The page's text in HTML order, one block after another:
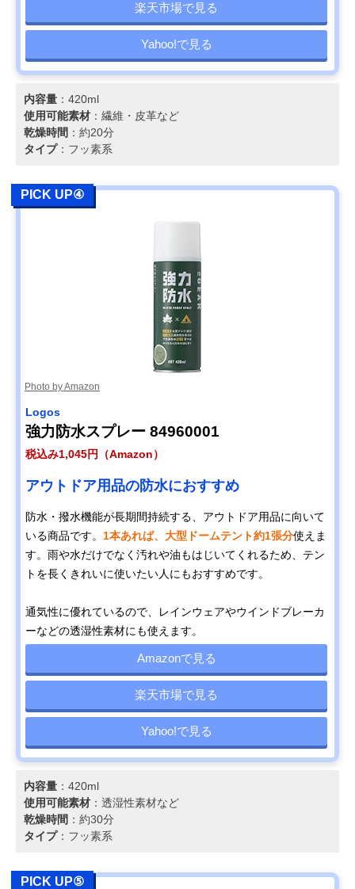
楽天市場で見る
Yahoo!で見る
内容量 ：420ml
使用可能素材 ：繊維・皮革など
乾燥時間 ：約20分
タイプ：フッ素系
PICK UP④
Photo by Amazon
Logos
強力防水スプレー 84960001
税込み1,045円（Amazon）
アウトドア用品の防水におすすめ
防水・撥水機能が長期間持続する、アウトドア用品に向いて
いる商品です。 1本あれば、大型ドームテント約1張分使えま
す。雨や水だけでなく汚れや油もはじいてくれるため、テン
トを長くきれいに使いたい人にもおすすめです。
通気性に優れているので、レインウェアやウインドブレーカ
ーなどの透湿性素材にも使えます。
Amazonで見る
楽天市場で見る
Yahoo!で見る
内容量 ：420ml
使用可能素材 ：透湿性素材など
乾燥時間 ：約30分
タイプ：フッ素系
PICK UP⑤